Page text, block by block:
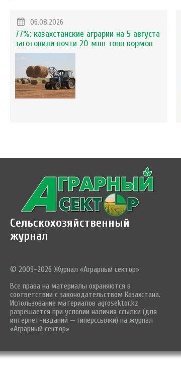
06.08.2026
77%: казахстанские аграрии на 5 августа
заготовили почти 20 млн тонн кормов
Сельскохозяйственный
журнал
© 2009-2026 Журнал «Аграрный сектор»
Все права на материалы охраняются в
соответствии с законодательством Казахстана.
Использование материалов agrosektor.kz
разрешается при условии наличия ссылки (для
интернет-изданий — гиперссылки) на журнал
«Аграрный сектор»